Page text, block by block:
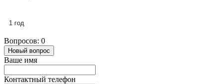
1 год
Вопросов: 0
Новый вопрос
Ваше имя
Контактный телефон